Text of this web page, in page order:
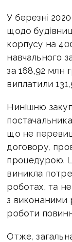
У березні
щодо
корпусу на
навчального
за 168,92 млн
виплатили
Нинішню
що не
договору,
процедурою.
виникла
роботах, та
з виконаними
роботи
Отже,